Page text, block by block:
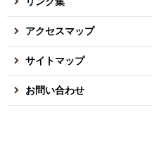
アクセスマップ
サイトマップ
お問い合わせ